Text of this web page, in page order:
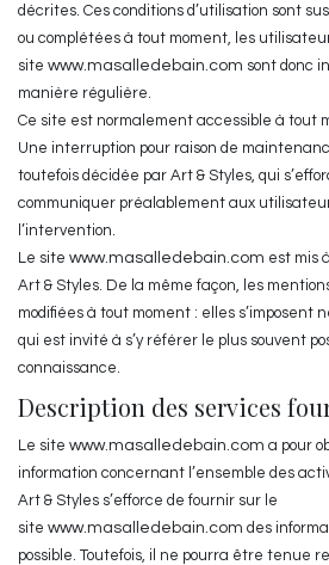
décrites. Ces conditions d’utilisation sont
ou complétées à tout moment, les
site www.masalledebain.com sont donc
manière régulière.
Ce site est normalement accessible à tout
Une interruption pour raison de
toutefois décidée par Art & Styles, qui
communiquer préalablement aux
l’intervention.
Le site www.masalledebain.com est mis
Art & Styles. De la même façon, les
modifiées à tout moment : elles s’imposent
qui est invité à s’y référer le plus souvent
connaissance.
Description des services
Le site www.masalledebain.com a pour
information concernant l’ensemble des
Art & Styles s’efforce de fournir sur le
site www.masalledebain.com des
possible. Toutefois, il ne pourra être tenue